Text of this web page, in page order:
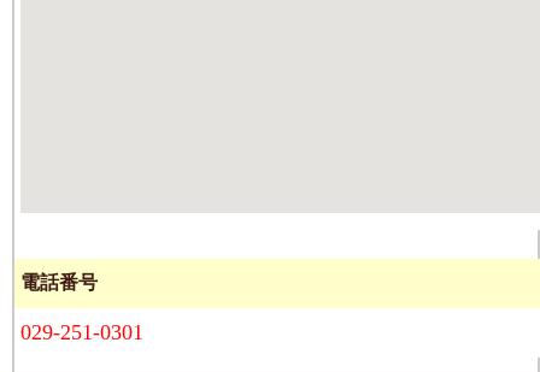
電話番号
029-251-0301